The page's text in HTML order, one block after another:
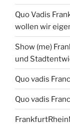
Quo Vadis
wollen wir
Show (me)
und
Quo vadis
Quo vadis